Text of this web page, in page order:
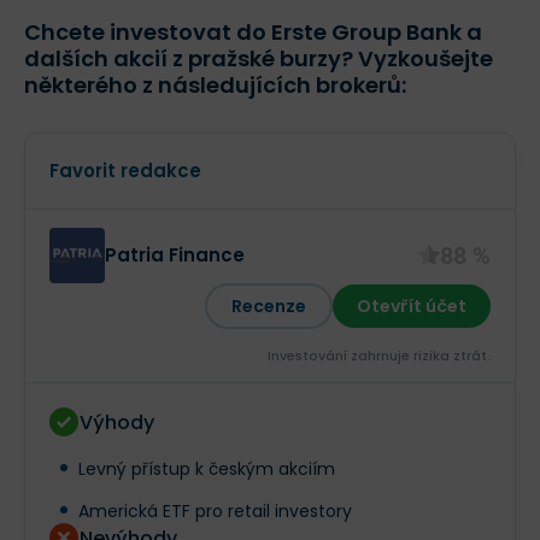
Chcete investovat do Erste Group Bank a
dalších akcií z pražské burzy? Vyzkoušejte
některého z následujících brokerů:
Favorit redakce
Patria Finance
Recenze Otevřít účet
Investování zahrnuje rizika ztrát.‎
Výhody
Levný přístup k českým akciím
Americká ETF pro retail investory